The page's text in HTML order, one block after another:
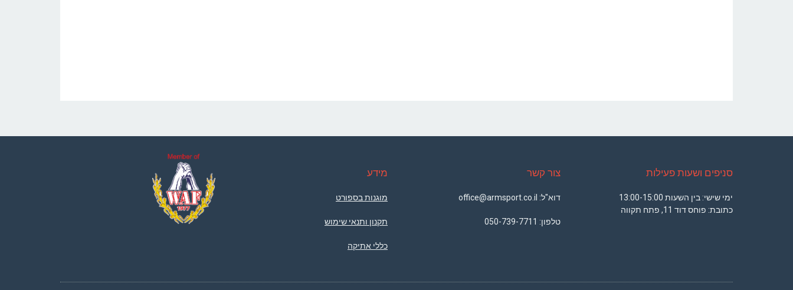
סניפים ושעות פעילות
ימי שישי: בין השעות 13:00-15:00
כתובת: פוחס דוד 11, פתח תקווה
צור קשר
דוא"ל: office@armsport.co.il
טלפון: 050-739-7711
מידע
מוגנות בספורט
תקנון ותנאי שימוש
כללי אתיקה